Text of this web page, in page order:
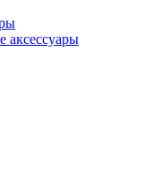
аксессуары